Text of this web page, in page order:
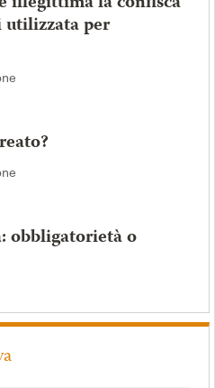
per
obbligatorietà o